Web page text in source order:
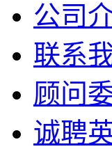
公司
联系我
顾问
诚聘